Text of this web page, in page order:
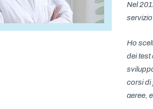
Nel
Ho
dei test
corsi di
aeree,